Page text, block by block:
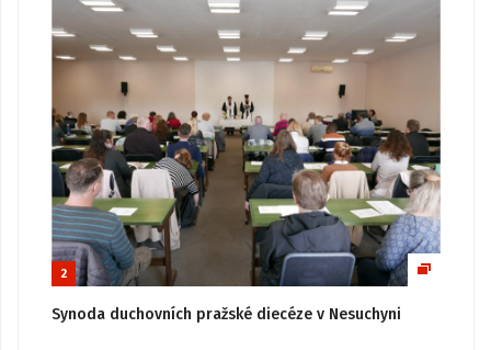
2
Synoda duchovních pražské diecéze v Nesuchyni